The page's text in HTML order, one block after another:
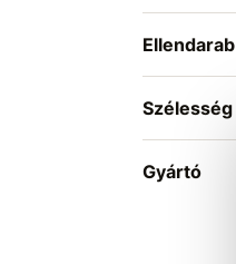
Ellendarab
Szélesség
Gyártó